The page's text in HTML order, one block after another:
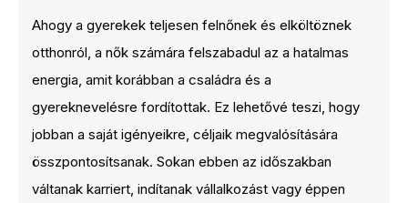
Ahogy a gyerekek teljesen felnőnek és elköltöznek
otthonról, a nők számára felszabadul az a hatalmas
energia, amit korábban a családra és a
gyereknevelésre fordítottak. Ez lehetővé teszi, hogy
jobban a saját igényeikre, céljaik megvalósítására
összpontosítsanak. Sokan ebben az időszakban
váltanak karriert, indítanak vállalkozást vagy éppen